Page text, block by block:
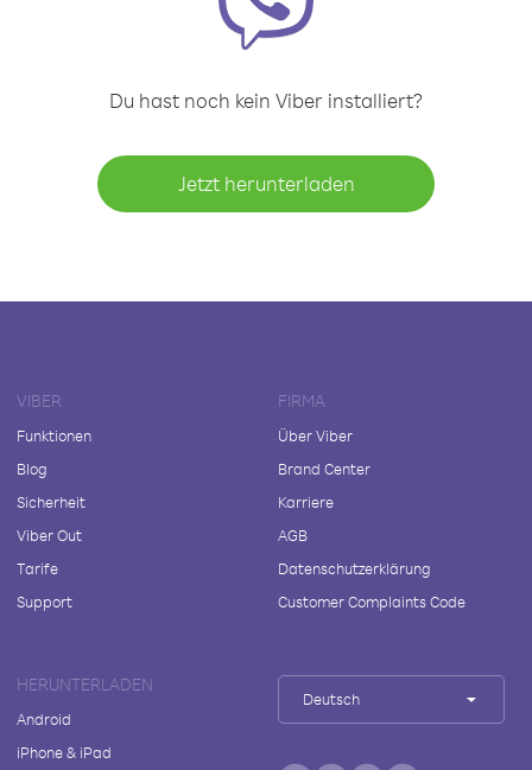
Du hast noch kein Viber installiert?
Jetzt herunterladen
VIBER
Funktionen
Blog
Sicherheit
Viber Out
Tarife
Support
FIRMA
Über Viber
Brand Center
Karriere
AGB
Datenschutzerklärung
Customer Complaints Code
HERUNTERLADEN
Android
iPhone & iPad
Deutsch